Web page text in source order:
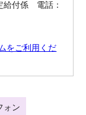
給付係 電話：
をご利用くだ
ォン